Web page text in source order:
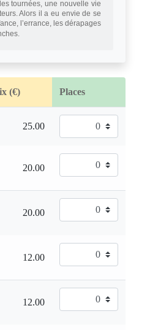
tournées, une nouvelle vie
Alors il a eu envie de se
l’errance, les dérapages
(€) Places